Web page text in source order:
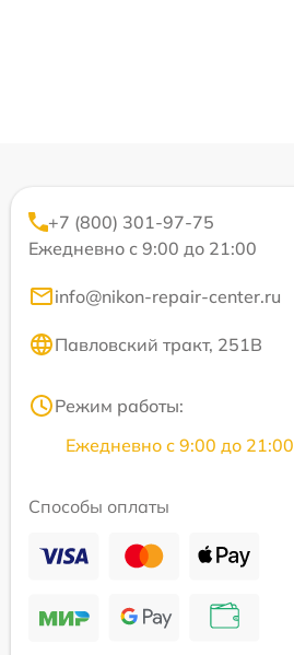
+7 (800) 301-97-75
Ежедневно с 9:00 до 21:00
info@nikon-repair-center.ru
Павловский тракт, 251В
Режим работы:
Ежедневно с 9:00 до 21:00
Способы оплаты